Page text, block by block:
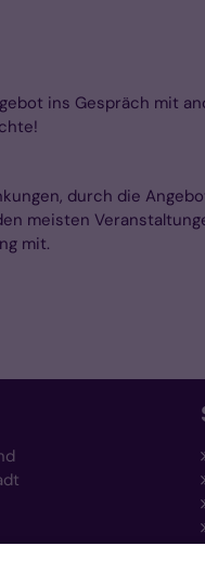
ins Gespräch mit
durch die
meisten
mit.